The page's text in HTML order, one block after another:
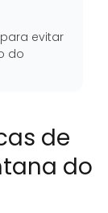
evitar
do
de
do